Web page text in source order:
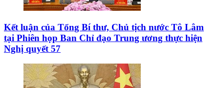
Kết luận của Tổng Bí thư, Chủ tịch nước Tô Lâm
tại Phiên họp Ban Chỉ đạo Trung ương thực hiện
Nghị quyết 57